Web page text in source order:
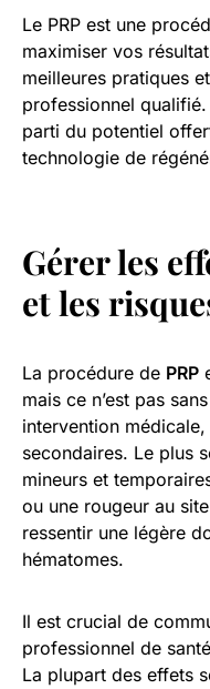
Le PRP est une
maximiser vos
meilleures pratiques
professionnel
parti du potentiel
technologie de
Gérer les
et les
La procédure de PRP
mais ce n’est pas
intervention
secondaires. Le plus
mineurs et
ou une rougeur au
ressentir une légère
hématomes.
Il est crucial de
professionnel de
La plupart des effets